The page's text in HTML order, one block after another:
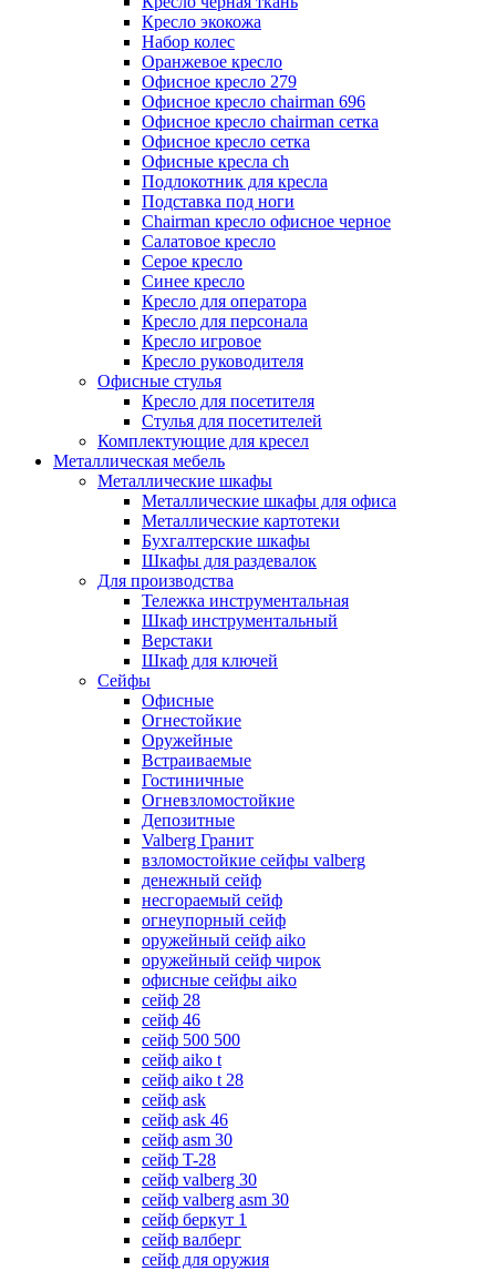
Кресло экокожа
Набор колес
Оранжевое кресло
Офисное кресло 279
Офисное кресло chairman 696
Офисное кресло chairman сетка
Офисное кресло сетка
Офисные кресла ch
Подлокотник для кресла
Подставка под ноги
Сhairman кресло офисное черное
Салатовое кресло
Серое кресло
Синее кресло
Кресло для оператора
Кресло для персонала
Кресло игровое
Кресло руководителя
Офисные стулья
Кресло для посетителя
Стулья для посетителей
Комплектующие для кресел
Металлическая мебель
Металлические шкафы
Металлические шкафы для офиса
Металлические картотеки
Бухгалтерские шкафы
Шкафы для раздевалок
Для производства
Тележка инструментальная
Шкаф инструментальный
Верстаки
Шкаф для ключей
Сейфы
Офисные
Огнестойкие
Оружейные
Встраиваемые
Гостиничные
Огневзломостойкие
Депозитные
Valberg Гранит
взломостойкие сейфы valberg
денежный сейф
несгораемый сейф
огнеупорный сейф
оружейный сейф aiko
оружейный сейф чирок
офисные сейфы aiko
сейф 28
сейф 46
сейф 500 500
сейф aiko t
сейф aiko t 28
сейф ask
сейф ask 46
сейф asm 30
сейф T-28
сейф valberg 30
сейф valberg asm 30
сейф беркут 1
сейф валберг
сейф для оружия